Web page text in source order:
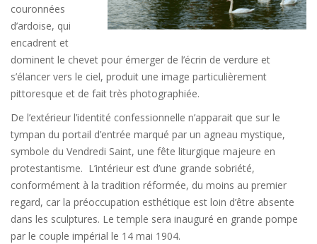
couronnées
d’ardoise, qui
encadrent et
dominent le chevet pour émerger de l’écrin de verdure et
s’élancer vers le ciel, produit une image particulièrement
pittoresque et de fait très photographiée.
De l’extérieur l’identité confessionnelle n’apparait que sur le
tympan du portail d’entrée marqué par un agneau mystique,
symbole du Vendredi Saint, une fête liturgique majeure en
protestantisme. L’intérieur est d’une grande sobriété,
conformément à la tradition réformée, du moins au premier
regard, car la préoccupation esthétique est loin d’être absente
dans les sculptures. Le temple sera inauguré en grande pompe
par le couple impérial le 14 mai 1904.